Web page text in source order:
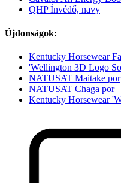
QHP Ínvédő, navy
Újdonságok:
Kentucky Horsewear
'Wellington 3D Logo
NATUSAT Maitake por
NATUSAT Chaga por
Kentucky Horsewear